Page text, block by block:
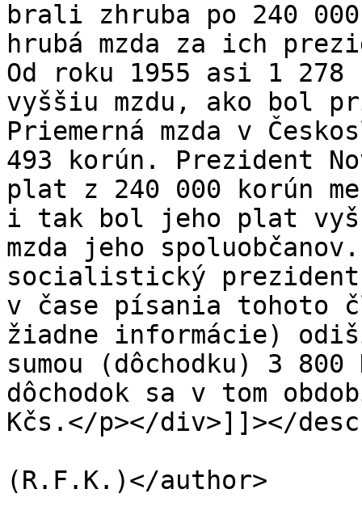
brali zhruba po 240
hrubá mzda za ich
Od roku 1955 asi 1
vyššiu mzdu, ako bol
Priemerná mzda v
493 korún. Prezident
plat z 240 000 korún
i tak bol jeho plat
mzda jeho
socialistický prezident
v čase písania tohoto
žiadne informácie)
sumou (dôchodku) 3
dôchodok sa v tom
Kčs.</p></div>]]></
(R.F.K.)</author>